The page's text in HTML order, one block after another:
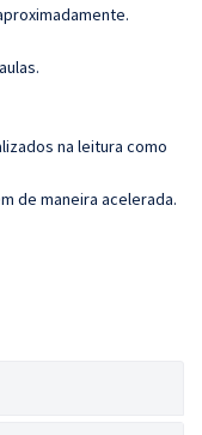
na leitura como
de maneira acelerada.